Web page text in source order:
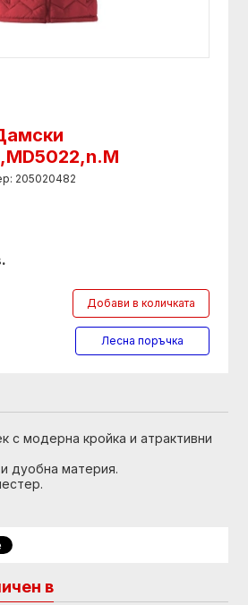
205020482
Добави в количката
Лесна поръчка
с модерна кройка и атрактивни
дуобна материя.
в